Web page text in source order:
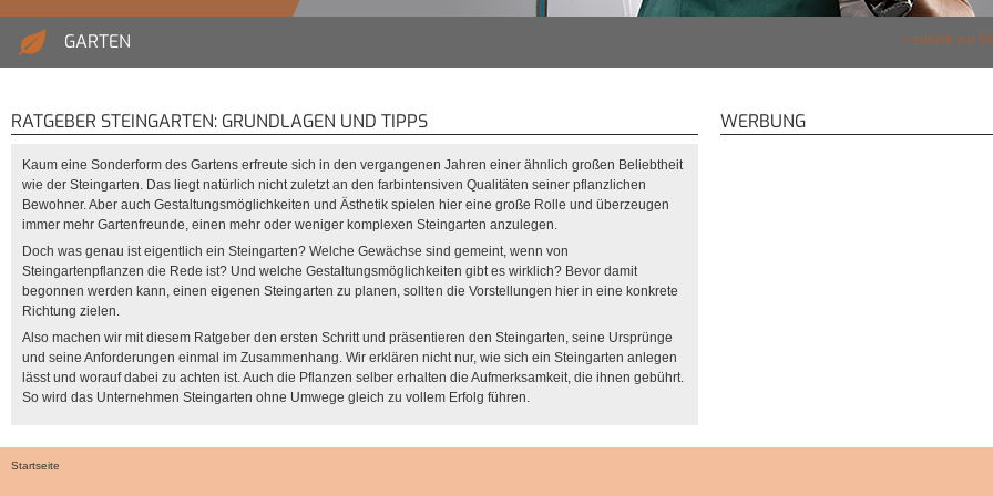
GARTEN zurück zur
RATGEBER STEINGARTEN: GRUNDLAGEN UND TIPPS
Kaum eine Sonderform des Gartens erfreute sich in den vergangenen Jahren einer ähnlich großen Beliebtheit
wie der Steingarten. Das liegt natürlich nicht zuletzt an den farbintensiven Qualitäten seiner pflanzlichen
Bewohner. Aber auch Gestaltungsmöglichkeiten und Ästhetik spielen hier eine große Rolle und überzeugen
immer mehr Gartenfreunde, einen mehr oder weniger komplexen Steingarten anzulegen.
Doch was genau ist eigentlich ein Steingarten? Welche Gewächse sind gemeint, wenn von
Steingartenpflanzen die Rede ist? Und welche Gestaltungsmöglichkeiten gibt es wirklich? Bevor damit
begonnen werden kann, einen eigenen Steingarten zu planen, sollten die Vorstellungen hier in eine konkrete
Richtung zielen.
Also machen wir mit diesem Ratgeber den ersten Schritt und präsentieren den Steingarten, seine Ursprünge
und seine Anforderungen einmal im Zusammenhang. Wir erklären nicht nur, wie sich ein Steingarten anlegen
lässt und worauf dabei zu achten ist. Auch die Pflanzen selber erhalten die Aufmerksamkeit, die ihnen gebührt.
So wird das Unternehmen Steingarten ohne Umwege gleich zu vollem Erfolg führen.
WERBUNG
Startseite